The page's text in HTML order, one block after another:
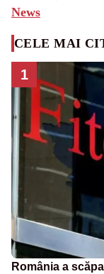
News
CELE MAI
1
România a